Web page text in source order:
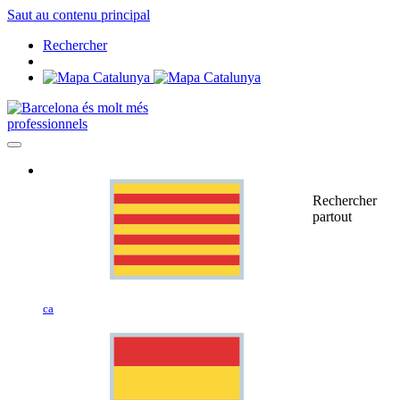
Saut au contenu principal
Rechercher
professionnels
ca
Rechercher
partout